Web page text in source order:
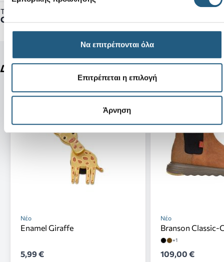
Να επιτρέπονται όλα
Επιτρέπεται η επιλογή
Άρνηση
Τύπος Προϊόντος:
Clogs
Δείτε ακόμη
Νέο
Enamel Giraffe
5,99 €
Νέο
Branson Classic-
+1
109,00 €